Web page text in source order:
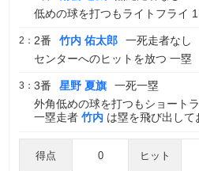
低めの球を打つもライトフライ 1
2： 2番 竹内 佑太郎
一死走者なし
センターへのヒットを放つ 一塁
3： 3番 星野 夏旗
一死一塁
外角低めの球を打つもショート
一塁走者 竹内 は塁を飛び出して
得点 0 ヒット